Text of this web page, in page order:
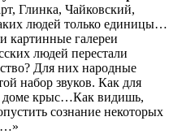
Глинка, Чайковский,
людей только единицы…
картинные галереи
людей перестали
Для них народные
набор звуков. Как для
доме крыс…Как видишь,
сознание некоторых